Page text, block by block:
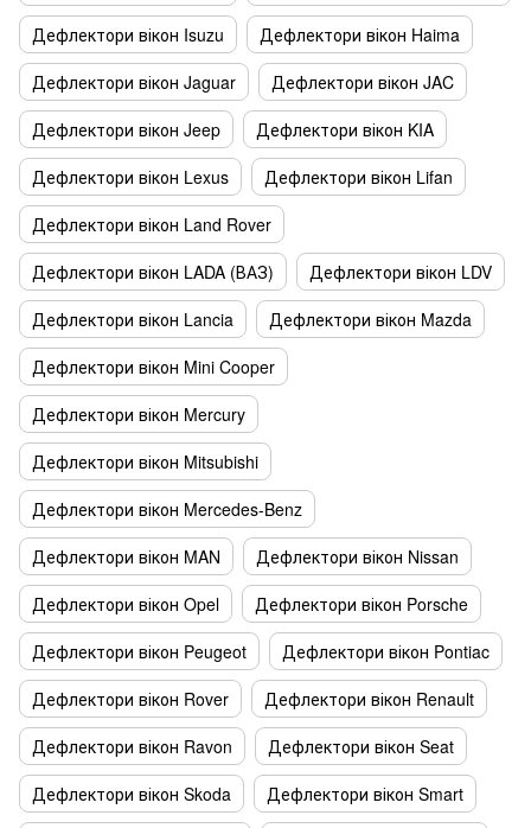
Дефлектори вікон Isuzu
Дефлектори вікон Haima
Дефлектори вікон Jaguar
Дефлектори вікон JAC
Дефлектори вікон Jeep
Дефлектори вікон KIA
Дефлектори вікон Lexus
Дефлектори вікон Lifan
Дефлектори вікон Land Rover
Дефлектори вікон LADA (ВАЗ)
Дефлектори вікон LDV
Дефлектори вікон Lancia
Дефлектори вікон Mazda
Дефлектори вікон Mini Cooper
Дефлектори вікон Mercury
Дефлектори вікон Mitsubishi
Дефлектори вікон Mercedes-Benz
Дефлектори вікон MAN
Дефлектори вікон Nissan
Дефлектори вікон Opel
Дефлектори вікон Porsche
Дефлектори вікон Peugeot
Дефлектори вікон Pontiac
Дефлектори вікон Rover
Дефлектори вікон Renault
Дефлектори вікон Ravon
Дефлектори вікон Seat
Дефлектори вікон Skoda
Дефлектори вікон Smart